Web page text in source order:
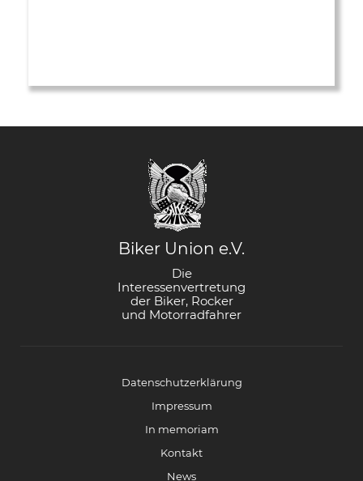
Biker Union e.V.
Die
Interessenvertretung
der Biker, Rocker
und Motorradfahrer
Datenschutzerklärung
Impressum
In memoriam
Kontakt
News